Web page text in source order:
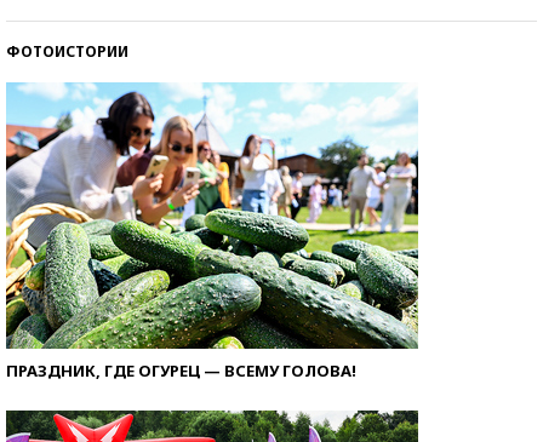
ФОТОИСТОРИИ
ПРАЗДНИК, ГДЕ ОГУРЕЦ — ВСЕМУ ГОЛОВА!